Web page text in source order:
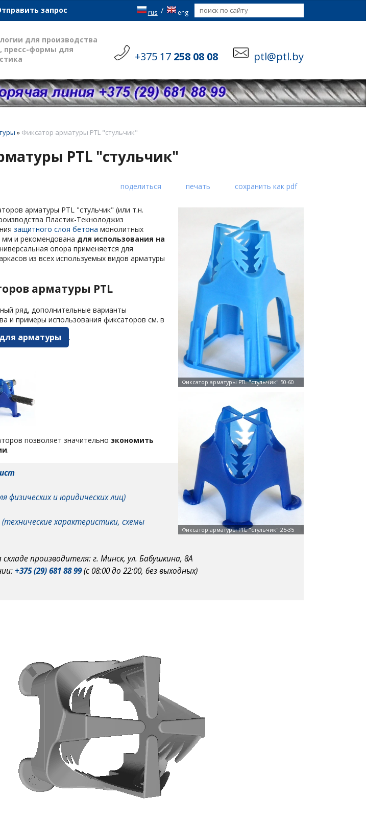
Отправить запрос rus / eng
для производства
пресс-формы для
+375 17 258 08 08 ptl@ptl.by
» Фиксатор арматуры PTL "стульчик"
PTL "стульчик"
поделиться печать сохранить как pdf
арматуры PTL "стульчик" (или т.н.
Пластик-Текнолоджиз
защитного слоя бетона монолитных
мм и рекомендована для использования на
опора применяется для
из всех используемых видов арматуры
арматуры PTL
ряд, дополнительные варианты
и примеры использования фиксаторов см. в
арматуры .
позволяет значительно экономить
.
физических и юридических лиц)
(технические характеристики, схемы
складе производителя: г. Минск, ул. Бабушкина, 8А
+375 (29) 681 88 99(с 08:00 до 22:00, без выходных)